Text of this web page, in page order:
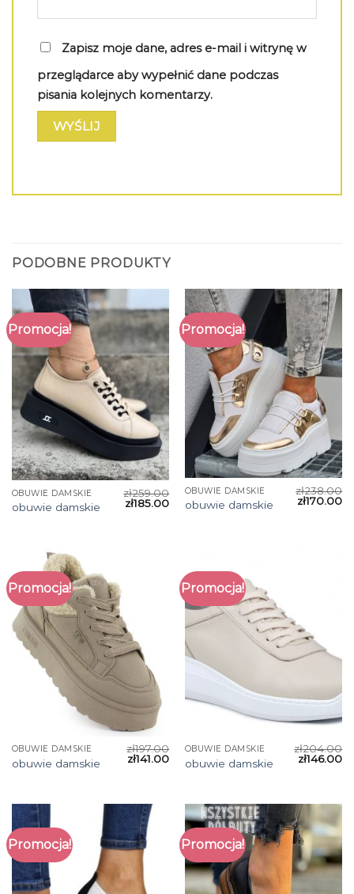
Zapisz moje dane, adres e-mail i witrynę w
przeglądarce aby wypełnić dane podczas
pisania kolejnych komentarzy.
PODOBNE PRODUKTY
Promocja!
OBUWIE DAMSKIE
obuwie damskie
zł259.00
zł185.00
Promocja!
OBUWIE DAMSKIE
obuwie damskie
zł238.00
zł170.00
Promocja!
OBUWIE DAMSKIE
obuwie damskie
zł197.00
zł141.00
Promocja!
OBUWIE DAMSKIE
obuwie damskie
zł204.00
zł146.00
Promocja! Promocja!